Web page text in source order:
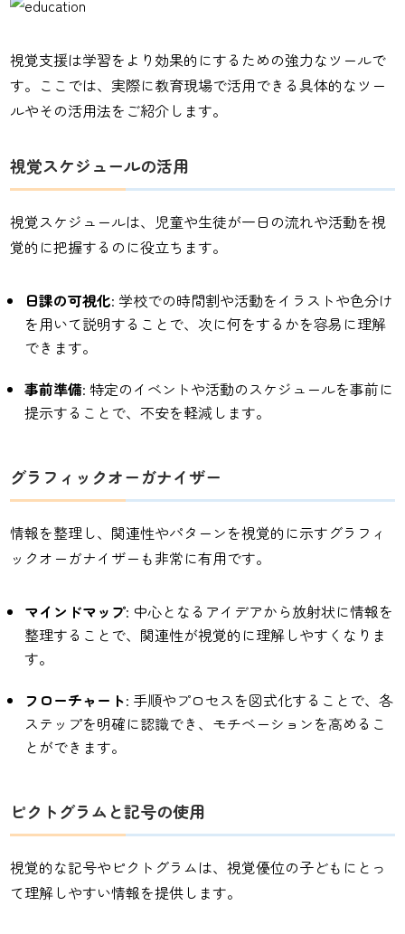
視覚支援は学習をより効果的にするための強力なツールで
す。ここでは、実際に教育現場で活用できる具体的なツー
ルやその活用法をご紹介します。
視覚スケジュールの活用
視覚スケジュールは、児童や生徒が一日の流れや活動を視
覚的に把握するのに役立ちます。
日課の可視化: 学校での時間割や活動をイラストや色分け
を用いて説明することで、次に何をするかを容易に理解
できます。
事前準備: 特定のイベントや活動のスケジュールを事前に
提示することで、不安を軽減します。
グラフィックオーガナイザー
情報を整理し、関連性やパターンを視覚的に示すグラフィ
ックオーガナイザーも非常に有用です。
マインドマップ: 中心となるアイデアから放射状に情報を
整理することで、関連性が視覚的に理解しやすくなりま
す。
フローチャート: 手順やプロセスを図式化することで、各
ステップを明確に認識でき、モチベーションを高めるこ
とができます。
ピクトグラムと記号の使用
視覚的な記号やピクトグラムは、視覚優位の子どもにとっ
て理解しやすい情報を提供します。